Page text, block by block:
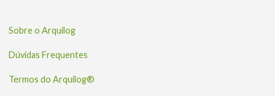
Sobre o Arquilog
Dúvidas Frequentes
Termos do Arquilog®